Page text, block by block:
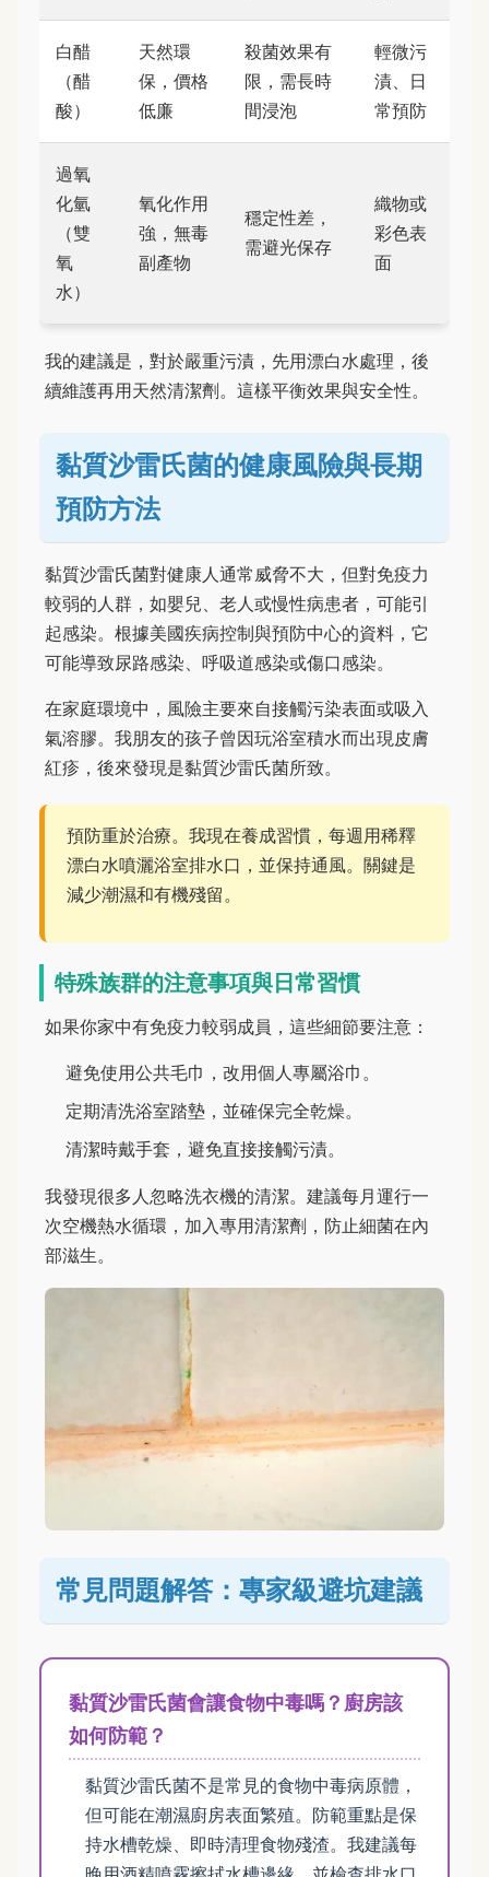
白醋
（醋
酸）
天然環
保，價格
低廉
殺菌效果有
限，需長時
間浸泡
輕微污
漬、日
常預防
過氧
化氫
（雙
氧
水）
氧化作用
強，無毒
副產物
穩定性差，
需避光保存
織物或
彩色表
面
我的建議是，對於嚴重污漬，先用漂白水處理，後
續維護再用天然清潔劑。這樣平衡效果與安全性。
黏質沙雷氏菌的健康風險與長期
預防方法
黏質沙雷氏菌對健康人通常威脅不大，但對免疫力
較弱的人群，如嬰兒、老人或慢性病患者，可能引
起感染。根據美國疾病控制與預防中心的資料，它
可能導致尿路感染、呼吸道感染或傷口感染。
在家庭環境中，風險主要來自接觸污染表面或吸入
氣溶膠。我朋友的孩子曾因玩浴室積水而出現皮膚
紅疹，後來發現是黏質沙雷氏菌所致。
預防重於治療。我現在養成習慣，每週用稀釋
漂白水噴灑浴室排水口，並保持通風。關鍵是
減少潮濕和有機殘留。
特殊族群的注意事項與日常習慣
如果你家中有免疫力較弱成員，這些細節要注意：
避免使用公共毛巾，改用個人專屬浴巾。
定期清洗浴室踏墊，並確保完全乾燥。
清潔時戴手套，避免直接接觸污漬。
我發現很多人忽略洗衣機的清潔。建議每月運行一
次空機熱水循環，加入專用清潔劑，防止細菌在內
部滋生。
常見問題解答：專家級避坑建議
黏質沙雷氏菌會讓食物中毒嗎？廚房該
如何防範？
黏質沙雷氏菌不是常見的食物中毒病原體，
但可能在潮濕廚房表面繁殖。防範重點是保
持水槽乾燥、即時清理食物殘渣。我建議每